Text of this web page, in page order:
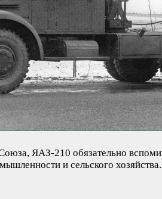
ЯАЗ-210 обязательно
и сельского хозяйства.